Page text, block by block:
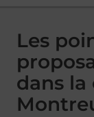
Les
dans